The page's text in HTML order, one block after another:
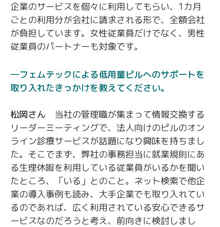
企業のサービスを個々に利用してもらい、1カ月
ごとの利用分が会社に請求される形で、全額会社
が負担しています。女性従業員だけでなく、男性
従業員のパートナーも対象です。
フェムテックによる低用量ピルへのサポートを
取り入れたきっかけを教えてください。
松岡さん
当社の管理職が集まって情報交換する
リーダーミーティングで、法人向けのピルのオン
ライン診療サービスが話題になり興味を持ちまし
た。そこでまず、弊社の事務担当に就業規則にあ
る生理休暇を利用している従業員がいるかを聞い
たところ、「いる」とのこと。ネット検索で他企
業の導入事例も読み、大手企業でも取り入れてい
るのであれば、広く利用されている安心できるサ
ービスなのだろうと考え、前向きに検討しまし